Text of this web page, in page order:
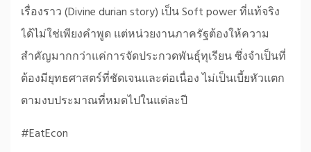
เรื่องราว (Divine durian story) เป็น Soft power ที่แท้จริง
ได้ไม่ใช่เพียงคำพูด แต่หน่วยงานภาครัฐต้องให้ความ
สำคัญมากกว่าแค่การจัดประกวดพันธุ์ทุเรียน ซึ่งจำเป็นที่
ต้องมียุทธศาสตร์ที่ชัดเจนและต่อเนื่อง ไม่เป็นเบี้ยหัวแตก
ตามงบประมาณที่หมดไปในแต่ละปี
#EatEcon